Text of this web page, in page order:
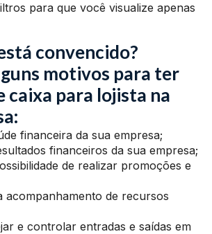
para que você visualize apenas
convencido?
motivos para ter
caixa para lojista na
financeira da sua empresa;
financeiros da sua empresa;
de realizar promoções e
acompanhamento de recursos
e controlar entradas e saídas em